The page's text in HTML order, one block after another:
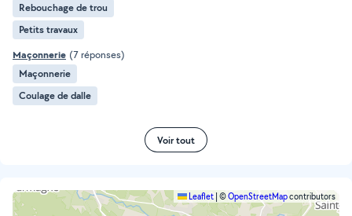
Rebouchage de trou
Petits travaux
Maçonnerie (7 réponses)
Maçonnerie
Coulage de dalle
Voir tout
Leaflet ©OpenStreetMapcontributors